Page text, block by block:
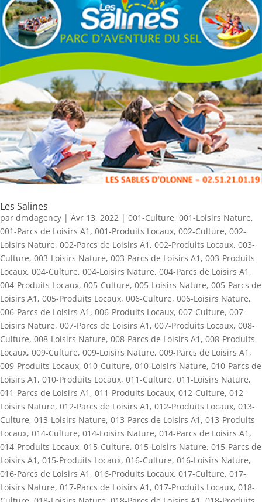
Les Salines
par dmdagency | Avr 13, 2022 | 001-Culture, 001-Loisirs Nature,
001-Parcs de Loisirs A1 , 001-Produits Locaux, 002-Culture, 002-
Loisirs Nature, 002-Parcs de Loisirs A1 , 002-Produits Locaux, 003-
Culture, 003-Loisirs Nature, 003-Parcs de Loisirs A1 , 003-Produits
Locaux, 004-Culture, 004-Loisirs Nature, 004-Parcs de Loisirs A1 ,
004-Produits Locaux, 005-Culture, 005-Loisirs Nature, 005-Parcs de
Loisirs A1 , 005-Produits Locaux, 006-Culture, 006-Loisirs Nature,
006-Parcs de Loisirs A1 , 006-Produits Locaux, 007-Culture, 007-
Loisirs Nature, 007-Parcs de Loisirs A1 , 007-Produits Locaux, 008-
Culture, 008-Loisirs Nature, 008-Parcs de Loisirs A1 , 008-Produits
Locaux, 009-Culture, 009-Loisirs Nature, 009-Parcs de Loisirs A1 ,
009-Produits Locaux, 010-Culture, 010-Loisirs Nature, 010-Parcs de
Loisirs A1 , 010-Produits Locaux, 011-Culture, 011-Loisirs Nature,
011-Parcs de Loisirs A1 , 011-Produits Locaux, 012-Culture, 012-
Loisirs Nature, 012-Parcs de Loisirs A1 , 012-Produits Locaux, 013-
Culture, 013-Loisirs Nature, 013-Parcs de Loisirs A1 , 013-Produits
Locaux, 014-Culture, 014-Loisirs Nature, 014-Parcs de Loisirs A1 ,
014-Produits Locaux, 015-Culture, 015-Loisirs Nature, 015-Parcs de
Loisirs A1 , 015-Produits Locaux, 016-Culture, 016-Loisirs Nature,
016-Parcs de Loisirs A1 , 016-Produits Locaux, 017-Culture, 017-
Loisirs Nature, 017-Parcs de Loisirs A1 , 017-Produits Locaux, 018-